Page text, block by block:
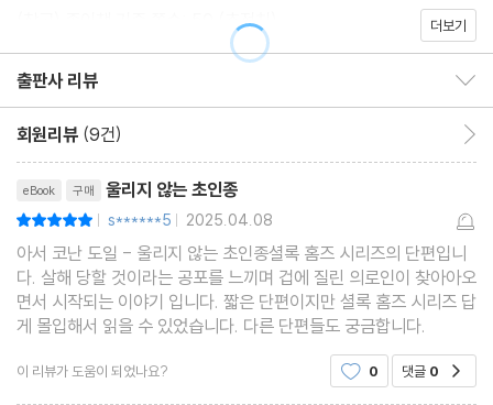
(참고) 종이책 기준 쪽수: 50 (추정치)
더보기
출판사 리뷰
회원리뷰 (9건)
eBook 구매 울리지 않는 초인종
| s******5 | 2025.04.08
아서 코난 도일 - 울리지 않는 초인종셜록 홈즈 시리즈의 단편입니
다. 살해 당할 것이라는 공포를 느끼며 겁에 질린 의로인이 찾아아오
면서 시작되는 이야기 입니다. 짧은 단편이지만 셜록 홈즈 시리즈 답
게 몰입해서 읽을 수 있었습니다. 다른 단편들도 궁금합니다.
이 리뷰가 도움이 되었나요? 0 댓글 0